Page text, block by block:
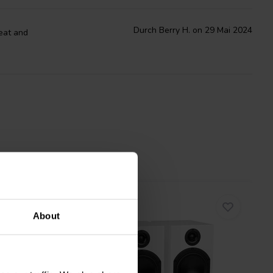
About
and
Durch Berry H. on 29 Mai 2024